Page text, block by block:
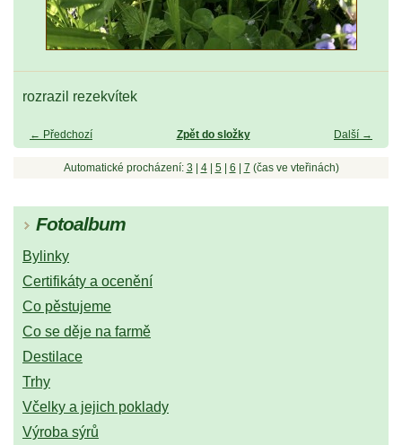
rozrazil rezekvítek
← Předchozí Další →
Zpět do složky
Automatické procházení: 3 4| 5| 6 7 (čas ve vteřinách)
Fotoalbum
Bylinky
Certifikáty a ocenění
Co pěstujeme
Co se děje na farmě
Destilace
Trhy
Včelky a jejich poklady
Výroba sýrů